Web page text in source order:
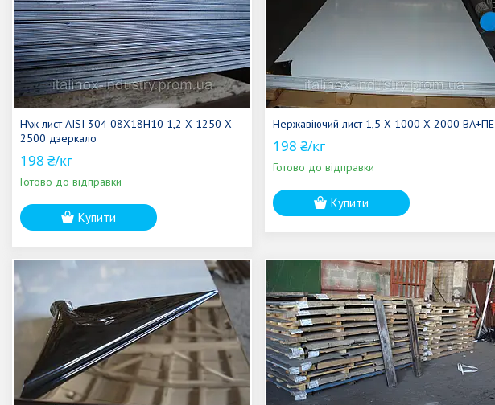
Н\ж лист AISI 304 08Х18Н10 1,2 Х 1250 Х
2500 дзеркало
198 ₴/кг
Готово до відправки
Купити
Нержавіючий лист 1,5 Х 1000 Х 2000 ВА+ПЕ
198 ₴/кг
Готово до відправки
Купити